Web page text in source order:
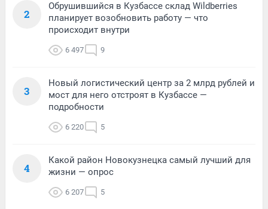
2
Обрушившийся в Кузбассе склад Wildberries
планирует возобновить работу — что
происходит внутри
6 497 9
3
Новый логистический центр за 2 млрд рублей и
мост для него отстроят в Кузбассе —
подробности
6 220 5
4
Какой район Новокузнецка самый лучший для
жизни — опрос
6 207 5